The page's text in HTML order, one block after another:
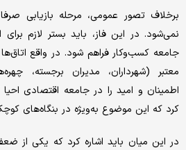
برخلاف تصور عمومی، مرحله بازیابی
نمی‌شود. در این فاز، باید بستر لازم برای
جامعه کسب‌وکار فراهم شود. در واقع اتاق‌ها
معتبر (شهرداران، مدیران برجسته،
اطمینان و امید را در جامعه اقتصادی احیا
کرد که این موضوع به‌ویژه در بنگاه‌های
در این میان باید اشاره کرد که یکی از